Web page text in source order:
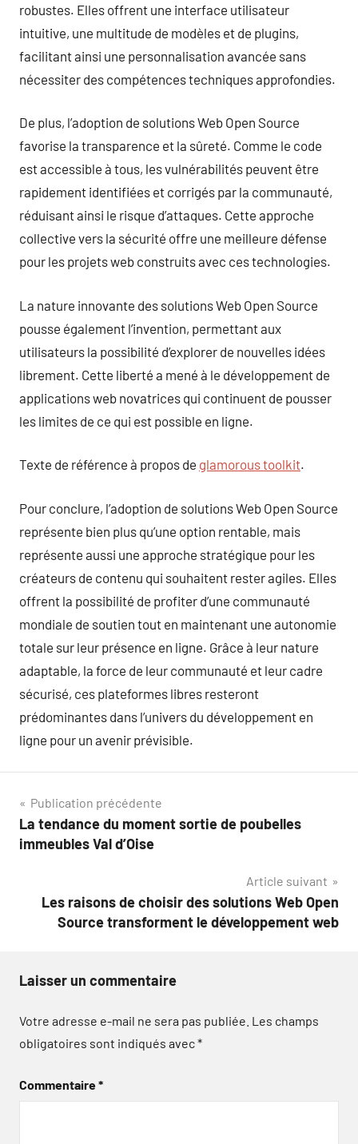
robustes. Elles offrent une interface utilisateur
intuitive, une multitude de modèles et de plugins,
facilitant ainsi une personnalisation avancée sans
nécessiter des compétences techniques approfondies.
De plus, l’adoption de solutions Web Open Source
favorise la transparence et la sûreté. Comme le code
est accessible à tous, les vulnérabilités peuvent être
rapidement identifiées et corrigés par la communauté,
réduisant ainsi le risque d’attaques. Cette approche
collective vers la sécurité offre une meilleure défense
pour les projets web construits avec ces technologies.
La nature innovante des solutions Web Open Source
pousse également l’invention, permettant aux
utilisateurs la possibilité d’explorer de nouvelles idées
librement. Cette liberté a mené à le développement de
applications web novatrices qui continuent de pousser
les limites de ce qui est possible en ligne.
Texte de référence à propos de glamorous toolkit.
Pour conclure, l’adoption de solutions Web Open Source
représente bien plus qu’une option rentable, mais
représente aussi une approche stratégique pour les
créateurs de contenu qui souhaitent rester agiles. Elles
offrent la possibilité de profiter d’une communauté
mondiale de soutien tout en maintenant une autonomie
totale sur leur présence en ligne. Grâce à leur nature
adaptable, la force de leur communauté et leur cadre
sécurisé, ces plateformes libres resteront
prédominantes dans l’univers du développement en
ligne pour un avenir prévisible.
Navigation
de
Publication précédente
La tendance du moment sortie de poubelles
immeubles Val d’Oise
Article suivant
Les raisons de choisir des solutions Web Open
Source transforment le développement web
Laisser un commentaire
Votre adresse e-mail ne sera pas publiée. Les champs
obligatoires sont indiqués avec*
Commentaire*